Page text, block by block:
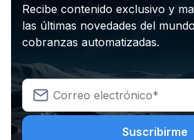
Recibe contenido exclusivo y
las últimas novedades del
cobranzas automatizadas.